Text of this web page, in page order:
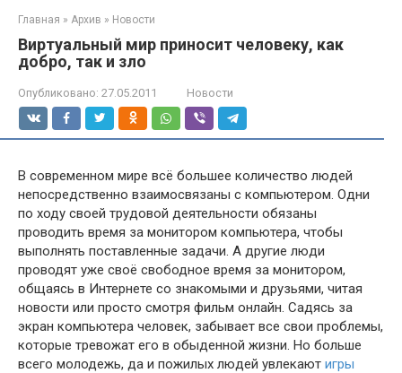
Главная » Архив » Новости
Виртуальный мир приносит человеку, как
добро, так и зло
Опубликовано: 27.05.2011 Новости
В современном мире всё большее количество людей
непосредственно взаимосвязаны с компьютером. Одни
по ходу своей трудовой деятельности обязаны
проводить время за монитором компьютера, чтобы
выполнять поставленные задачи. А другие люди
проводят уже своё свободное время за монитором,
общаясь в Интернете со знакомыми и друзьями, читая
новости или просто смотря фильм онлайн. Садясь за
экран компьютера человек, забывает все свои проблемы,
которые тревожат его в обыденной жизни. Но больше
всего молодежь, да и пожилых людей увлекают игры